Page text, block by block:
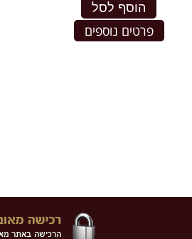
הוסף לסל
פרטים נוספים